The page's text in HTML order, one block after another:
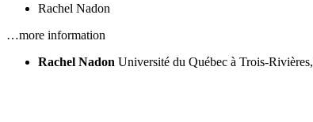
Rachel Nadon
…more information
Rachel Nadon Université du Québec à Trois-Rivières,